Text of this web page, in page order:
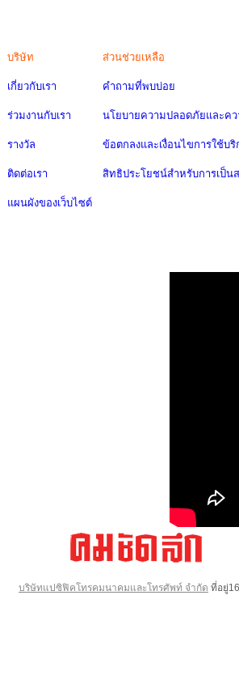
บริษัท
เกี่ยวกับเรา
ร่วมงานกับเรา
รางวัล
ติดต่อเรา
แผนผังของเว็บไซต์
ส่วนช่วยเหลือ
คำถามที่พบบ่อย
นโยบายความปลอดภัยและค
ข้อตกลงและเงื่อนไขการใช้บริ
สิทธิประโยชน์สำหรับการเป็น
บริษัทแปซิฟิคโทรคมนาคมและโทรศัพท์ จำกัด ที่อยู่